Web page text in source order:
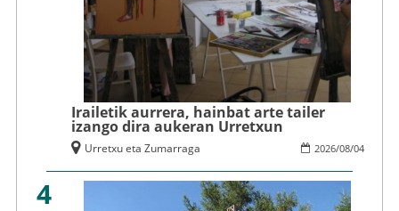
Irailetik aurrera, hainbat arte tailer
izango dira aukeran Urretxun
2026/08/04
Urretxu eta Zumarraga
4